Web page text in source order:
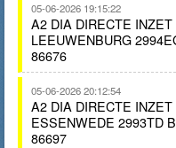
05-06-2026 19:15:22
A2 DIA DIRECTE
LEEUWENBURG
86676
05-06-2026 20:12:54
A2 DIA DIRECTE
ESSENWEDE 2993TD
86697